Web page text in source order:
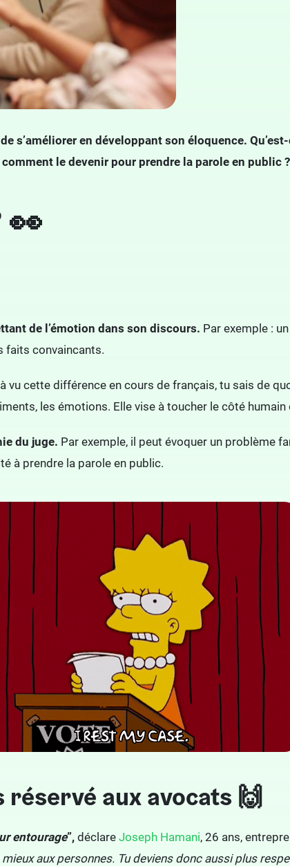
en développant son éloquence.
le devenir pour prendre la parole en public
👀
de l’émotion dans son discours. Par exemple :
faits convaincants.
vu cette différence en cours de français, tu sais de
les émotions. Elle vise à toucher le côté
du juge. Par exemple, il peut évoquer un problème
à prendre la parole en public.
réservé aux avocats 🙌
entourage”, déclare Joseph Hamani, 26 ans,
aux personnes. Tu deviens donc aussi plus